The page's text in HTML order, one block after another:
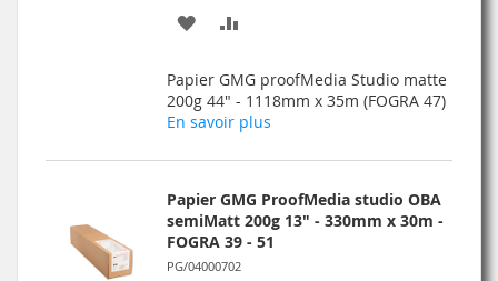
AJOUTER
MA
COMPARATEUR
Papier GMG proofMedia Studio matte
200g 44" - 1118mm x 35m (FOGRA 47)
En savoir plus
Papier GMG ProofMedia studio OBA
semiMatt 200g 13" - 330mm x 30m -
FOGRA 39 - 51
PG/04000702